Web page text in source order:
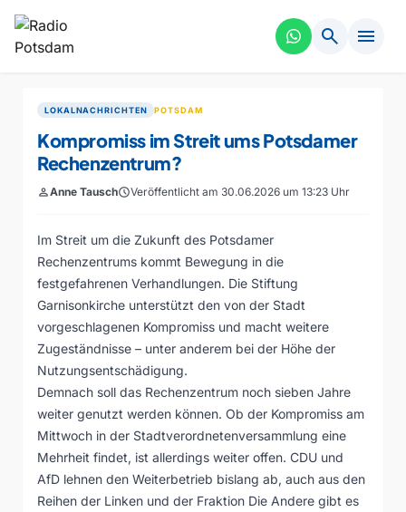
search menu
LOKALNACHRICHTEN POTSDAM
Kompromiss im Streit ums Potsdamer
Rechenzentrum?
personAnne TauschscheduleVeröffentlicht am 30.06.2026 um 13:23 Uhr
Im Streit um die Zukunft des Potsdamer
Rechenzentrums kommt Bewegung in die
festgefahrenen Verhandlungen. Die Stiftung
Garnisonkirche unterstützt den von der Stadt
vorgeschlagenen Kompromiss und macht weitere
Zugeständnisse – unter anderem bei der Höhe der
Nutzungsentschädigung.
Demnach soll das Rechenzentrum noch sieben Jahre
weiter genutzt werden können. Ob der Kompromiss am
Mittwoch in der Stadtverordnetenversammlung eine
Mehrheit findet, ist allerdings weiter offen. CDU und
AfD lehnen den Weiterbetrieb bislang ab, auch aus den
Reihen der Linken und der Fraktion Die Andere gibt es